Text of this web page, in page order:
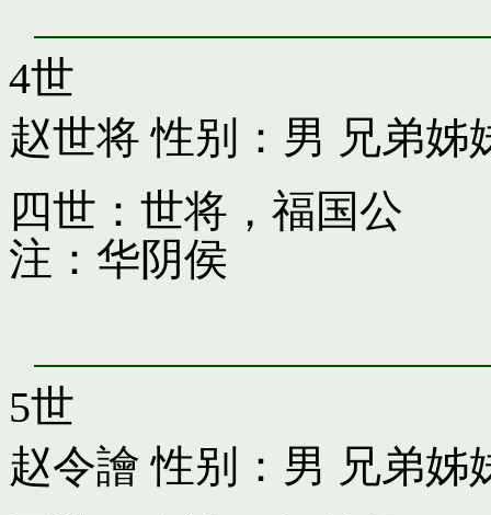
4世
赵世将 性别：男 兄弟姊
四世：世将，福国公
注：华阴侯
5世
赵令譮 性别：男 兄弟姊